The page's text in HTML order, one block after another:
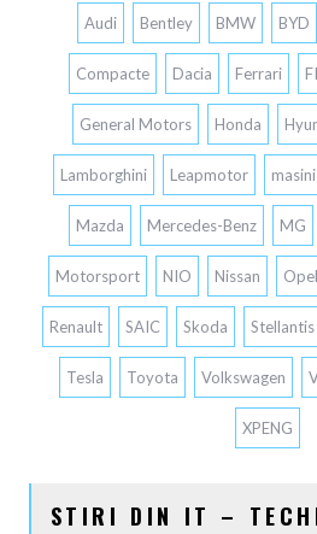
Audi Bentley BMW BYD
Compacte Dacia Ferrari
General Motors Honda
Lamborghini Leapmotor
Mazda Mercedes-Benz MG
Motorsport NIO Nissan Opel
Renault SAIC Skoda Stellantis
Tesla Toyota Volkswagen
XPENG
STIRI DIN IT –